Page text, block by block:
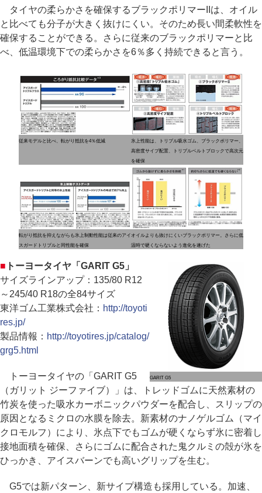
タイヤの柔らかさを確保するブラックポリマーIIは、オイル
と比べても分子が大きく抜けにくい。そのため長い間柔軟性を
確保することができる。さらに従来のブラックポリマーと比
べ、低温環境下での柔らかさを6％多く持続できると言う。
従来モデルと比べ、転がり抵抗を4％低減
氷上性能は、トリプル吸水ゴム、ブラックポリマー、
高密度サイプ配置、トリプルベルトブロックで高次元
を確保
転がり抵抗を抑えながらも氷上制動性能は従来のアイ
スガードトリプルと同性能を確保
オイルよりも抜けにくいブラックポリマー。さらに低
温時で硬くならないよう進化を遂げた
GARIT G5
■ トーヨータイヤ「GARIT G5」
サイズラインアップ：135/80 R12
～245/40 R18の全84サイズ
東洋ゴム工業株式会社： http://toyoti
res.jp/
製品情報： http://toyotires.jp/catalog/
grg5.html
トーヨータイヤの「GARIT G5
（ガリット ジーファイブ）」は、トレッドゴムに天然素材の
竹炭を使った吸水カーボニックパウダーを配合し、スリップの
原因となるミクロの水膜を除去。新素材のナノゲルゴム（マイ
クロモルフ）により、氷点下でもゴムが硬くならず氷に密着し
接地面積を確保、さらにゴムに配合された鬼クルミの殻が氷を
ひっかき、アイスバーンでも高いグリップを生む。
G5では新パターン、新サイプ構造も採用している。加速、